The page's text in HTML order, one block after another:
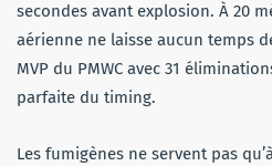
secondes avant explosion. À 20
aérienne ne laisse aucun temps
MVP du PMWC avec 31
parfaite du timing.
Les fumigènes ne servent pas